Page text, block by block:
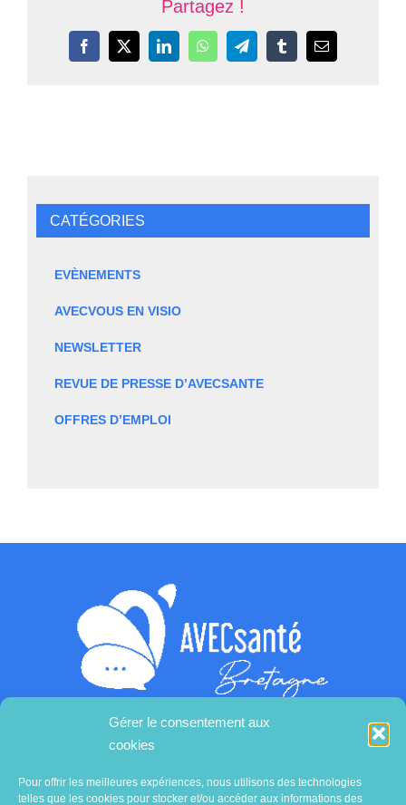
Gérer le consentement aux
cookies
Pour offrir les meilleures expériences, nous utilisons des technologies
telles que les cookies pour stocker et/ou accéder aux informations des
Partagez !
Facebook
X LinkedInWhatsAppTelegramTumblrEmail
CATÉGORIES
EVÈNEMENTS
AVECVOUS EN VISIO
NEWSLETTER
REVUE DE PRESSE D’AVECSANTE
OFFRES D’EMPLOI
Contactez-nous